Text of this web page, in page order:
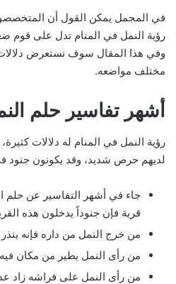
في المجمل يمكن القول أن
رؤية النمل في المنام تدل على قوم
وفي هذا المقال سوف نستعرض
مختلف مواضعه.
أشهر تفاسير حلم
رؤية النمل في المنام له دلالات
لديهم حرص شديد، وقد يكونون جنود
جاء في أشهر التفاسير عن حلم
قرية فإن جنوداً يدخلون هذه
من خرج النمل من داره فإنه
من رأى النمل يطير من مكان
من رأى النمل على فراشه زاد